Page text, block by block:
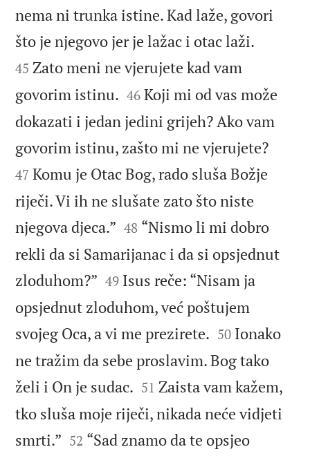
nema ni trunka istine. Kad laže, govori
što je njegovo jer je lažac i otac laži.
45 Zato meni ne vjerujete kad vam
govorim istinu. 

46 Koji mi od vas može
dokazati i jedan jedini grijeh? Ako vam
govorim istinu, zašto mi ne vjerujete?
47 Komu je Otac Bog, rado sluša Božje
riječi. Vi ih ne slušate zato što niste
njegova djeca.” 

48 “Nismo li mi dobro
rekli da si Samarijanac i da si opsjednut
zloduhom?” 

49 Isus reče: “Nisam ja
opsjednut zloduhom, već poštujem
svojeg Oca, a vi me prezirete. 

50 Ionako
ne tražim da sebe proslavim. Bog tako
želi i On je sudac. 

51 Zaista vam kažem,
tko sluša moje riječi, nikada neće vidjeti
smrti.” 

52 “Sad znamo da te opsjeo